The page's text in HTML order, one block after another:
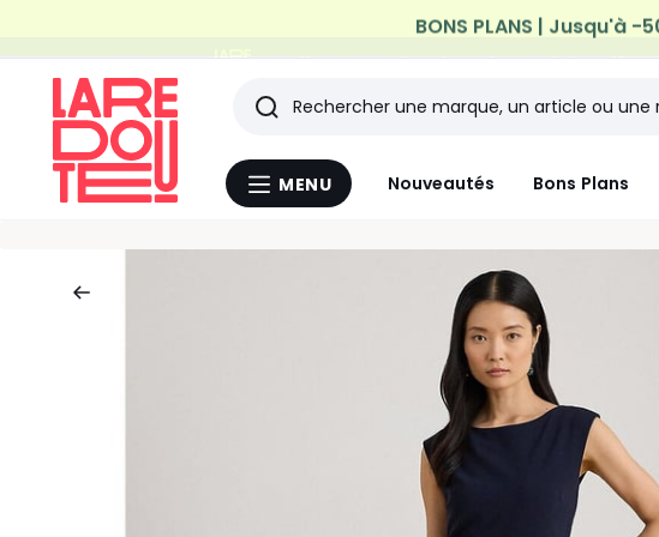
Profitez de la livraison à domicile
Menu
MENU Nouveautés Bons Plans
Rechercher
Les
derniers